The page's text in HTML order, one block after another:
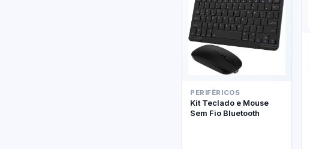
PERIFÉRICOS
Kit Teclado e Mouse
Sem Fio Bluetooth